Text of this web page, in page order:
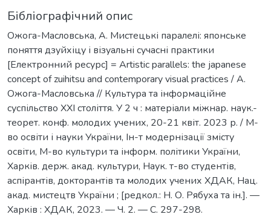
Бібліографічний опис
Ожога-Масловська, А. Мистецькі паралелі: японське
поняття дзуйхіцу і візуальні сучасні практики
[Електронний ресурс] = Artistic parallels: the japanese
concept of zuihitsu and contemporary visual practices / А.
Ожога-Масловська // Культура та інформаційне
суспільство ХХІ століття. У 2 ч : матеріали міжнар. наук.-
теорет. конф. молодих учених, 20-21 квіт. 2023 р. / М-
во освіти і науки України, Ін-т модернізації змісту
освіти, М-во культури та інформ. політики України,
Харків. держ. акад. культури, Наук. т-во студентів,
аспірантів, докторантів та молодих учених ХДАК, Нац.
акад. мистецтв України ; [редкол.: Н. О. Рябуха та ін.]. —
Харків : ХДАК, 2023. — Ч. 2. — С. 297-298.